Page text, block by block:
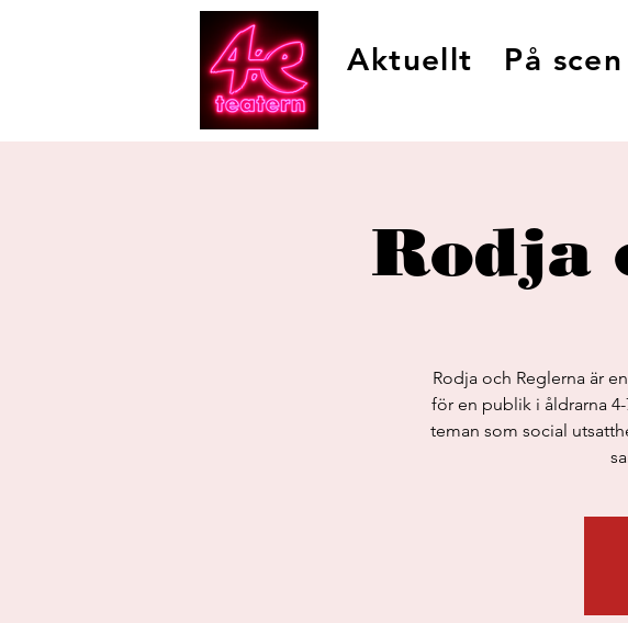
Aktuellt På scen
Rodja
Rodja och Reglerna är
för en publik i åldrarna
teman som social